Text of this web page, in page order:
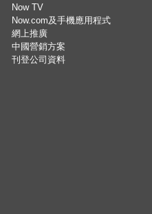
Now TV
Now.com及手機應用程式
網上推廣
中國營銷方案
刊登公司資料